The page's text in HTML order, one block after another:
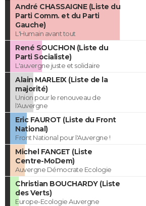
André CHASSAIGNE (Liste du
Parti Comm. et du Parti
Gauche)
L'Humain avant tout
René SOUCHON (Liste du
Parti Socialiste)
L'auvergne juste et solidaire
Alain MARLEIX (Liste de la
majorité)
Union pour le renouveau de
l'Auvergne
Eric FAUROT (Liste du Front
National)
Front National pour l'Auvergne !
Michel FANGET (Liste
Centre-MoDem)
Auvergne Démocrate Ecologie
Christian BOUCHARDY (Liste
des Verts)
Europe-Ecologie Auvergne